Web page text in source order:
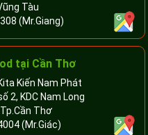
Tàu
(Mr.Giang)
tại Cần Thơ
Kiến Nam Phát
2, KDC Nam Long
Thơ
(Mr.Giác)